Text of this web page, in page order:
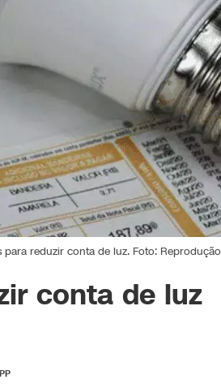
reduzir conta de luz. Foto: Reprodução
conta de luz